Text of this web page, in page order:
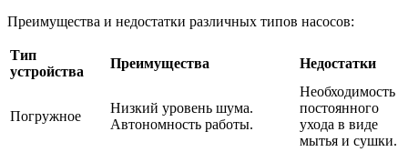
Преимущества и недостатки различных типов насосов:
Тип
устройства
Преимущества Недостатки
Погружное
Низкий уровень шума.
Автономность работы.
Необходимость
постоянного
ухода в виде
мытья и сушки.